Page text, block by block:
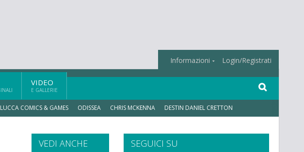
Informazioni Login/Registrati
VIDEO
E GALLERIE
LUCCA COMICS & GAMES ODISSEA CHRIS MCKENNA DESTIN DANIEL CRETTON
SEGUICI SU
VEDI ANCHE